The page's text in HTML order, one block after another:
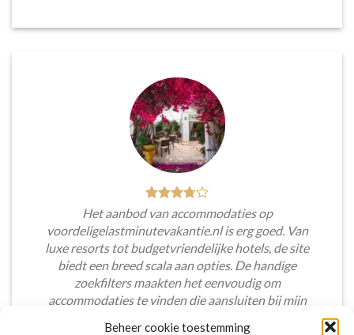
Beheer cookie toestemming
Het aanbod van accommodaties op
voordeligelastminutevakantie.nl is erg goed. Van
luxe resorts tot budgetvriendelijke hotels, de site
biedt een breed scala aan opties. De handige
zoekfilters maakten het eenvoudig om
accommodaties te vinden die aansluiten bij mijn